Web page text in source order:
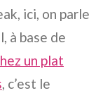
ici, on parle
à base de
un plat
, c’est le